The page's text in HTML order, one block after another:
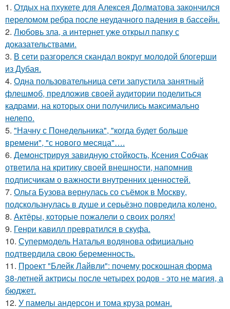
1. Отдых на пхукете для Алексея Долматова закончился
переломом ребра после неудачного падения в бассейн.
2. Любовь зла, а интернет уже открыл папку с
доказательствами.
3. В сети разгорелся скандал вокруг молодой блогерши
из Дубая.
4. Одна пользовательница сети запустила занятный
флешмоб, предложив своей аудитории поделиться
кадрами, на которых они получились максимально
нелепо.
5. "Начну с Понедельника", "когда будет больше
времени", "с нового месяца"….
6. Демонстрируя завидную стойкость, Ксения Собчак
ответила на критику своей внешности, напомнив
подписчикам о важности внутренних ценностей.
7. Ольга Бузова вернулась со съёмок в Москву,
подскользнулась в душе и серьёзно повредила колено.
8. Актёры, которые пожалели о своих ролях!
9. Генри кавилл превратился в скуфа.
10. Супермодель Наталья водянова официально
подтвердила свою беременность.
11. Проект "Блейк Лайвли": почему роскошная форма
38-летней актрисы после четырех родов - это не магия, а
бюджет.
12. У памелы андерсон и тома круза роман.